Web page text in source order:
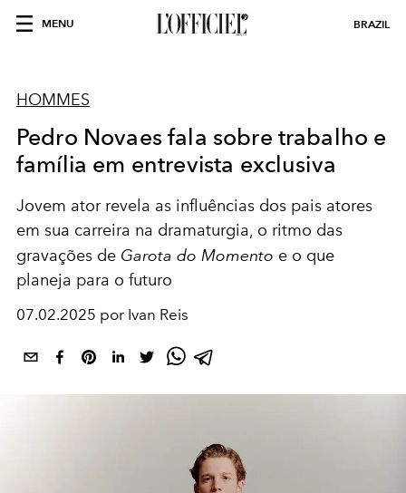
MENU BRAZIL
HOMMES
Pedro Novaes fala sobre trabalho e
família em entrevista exclusiva
Jovem ator revela as influências dos pais atores
em sua carreira na dramaturgia, o ritmo das
gravações de Garota do Momento e o que
planeja para o futuro
07.02.2025 por Ivan Reis